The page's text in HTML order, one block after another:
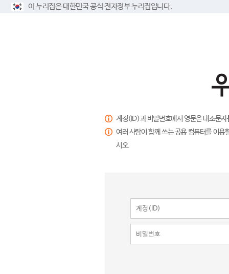
이 누리집은 대한민국 공식 전자정부 누리집입니다.
계정(ID)과 비밀번호에서 영문은 대소문
여러 사람이 함께 쓰는 공용 컴퓨터를 이
시오.